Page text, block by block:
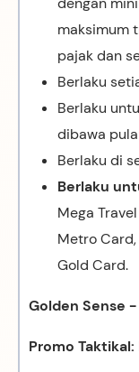
maksimum
pajak dan
Berlaku
Berlaku
dibawa
Berlaku di
Berlaku
Mega
Metro
Gold Card.
Golden Sense
Promo